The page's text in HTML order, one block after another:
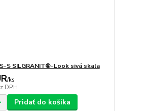
S SILGRANIT®-Look sivá skala
/ks
DPH
Pridať do košíka